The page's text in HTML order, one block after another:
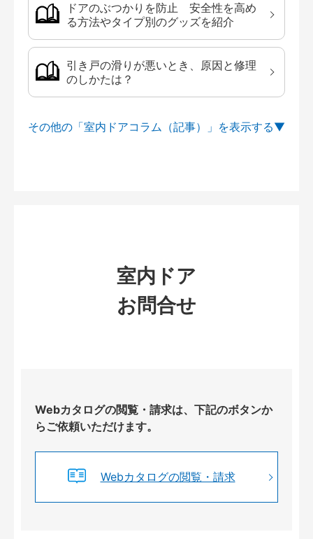
ドアのぶつかりを防止 安全性を高め
る方法やタイプ別のグッズを紹介
引き戸の滑りが悪いとき、原因と修理
のしかたは？
その他の「室内ドアコラム（記事）」を
室内ドア
お問合せ
Webカタログの閲覧・請求は、下記のボタンか
らご依頼いただけます。
Webカタログの閲覧・請求